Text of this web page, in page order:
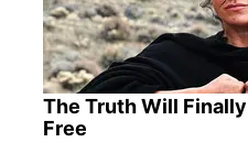
The Truth Will
Free